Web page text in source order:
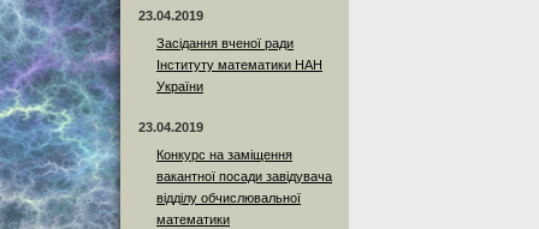
23.04.2019
Засідання вченої ради
Інституту математики НАН
України
23.04.2019
Конкурс на заміщення
вакантної посади завідувача
відділу обчислювальної
математики